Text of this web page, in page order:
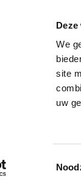
We
site
uw
Bachelor in
Operations Brussels